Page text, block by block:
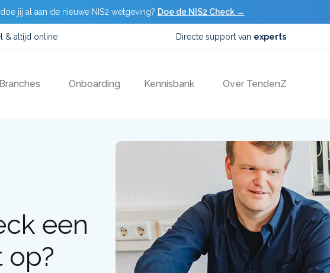
jij al aan de nieuwe NIS2 wetgeving? Doe de NIS2 Check →
& altijd online Directe support van experts
Branches Onboarding Kennisbank Over TendenZ
een